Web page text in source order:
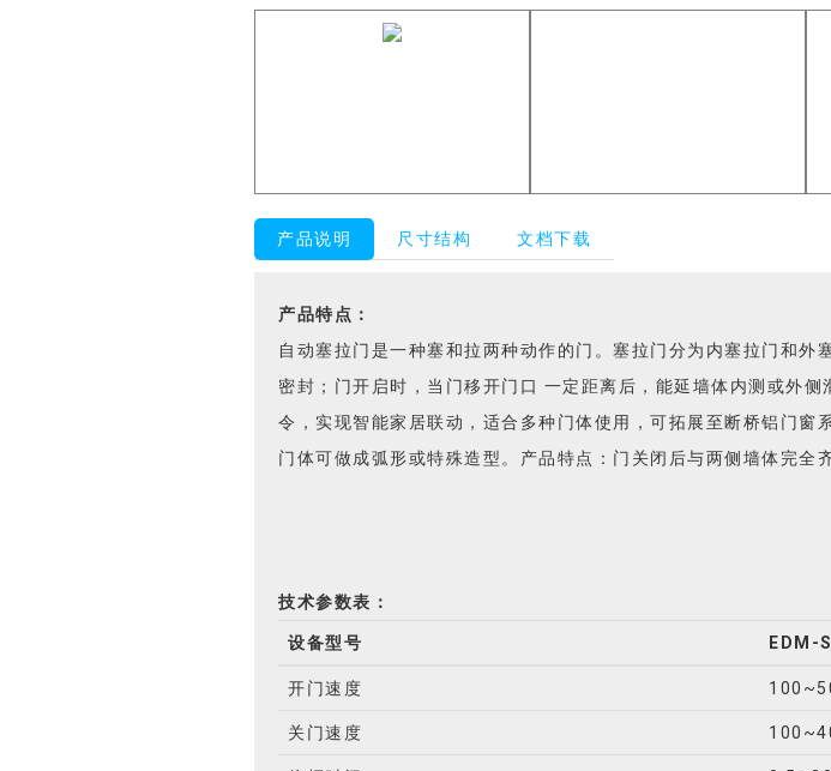
产品说明 尺寸结构 文档下载
产品特点：
自动塞拉门是一种塞和拉两种动作的门。塞拉门分为内塞拉门和外
密封；门开启时，当门移开门口 一定距离后，能延墙体内测或外
令，实现智能家居联动，适合多种门体使用，可拓展至断桥铝门窗
门体可做成弧形或特殊造型。产品特点：门关闭后与两侧墙体完全齐
技术参数表：
设备型号 EDM-
开门速度
关门速度